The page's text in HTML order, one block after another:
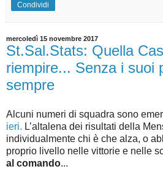
Condividi
mercoledì 15 novembre 2017
St.Sal.Stats: Quella
riempire... Senza i suoi
sempre
Alcuni numeri di squadra sono
ieri. L’altalena dei risultati della
individualmente chi è che alza, o
proprio livello nelle vittorie e nelle
al comando...